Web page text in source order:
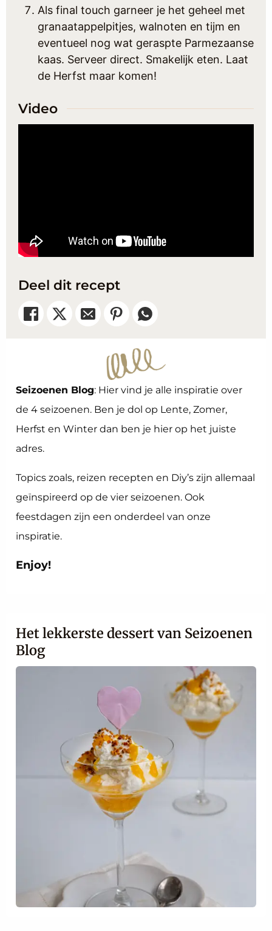
Als final touch garneer je het geheel met
granaatappelpitjes, walnoten en tijm en
eventueel nog wat geraspte Parmezaanse
kaas. Serveer direct. Smakelijk eten. Laat
de Herfst maar komen!
Video
Deel dit recept
Seizoenen Blog: Hier vind je alle inspiratie over
de 4 seizoenen. Ben je dol op Lente, Zomer,
Herfst en Winter dan ben je hier op het juiste
adres.
Topics zoals, reizen recepten en Diy’s zijn allemaal
geïnspireerd op de vier seizoenen. Ook
feestdagen zijn een onderdeel van onze
inspiratie.
Enjoy!
Het lekkerste dessert van Seizoenen
Blog